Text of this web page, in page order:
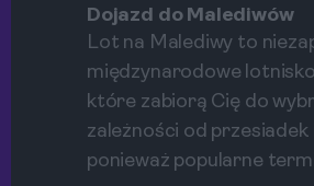
Dojazd do Malediwów
Lot na Malediwy to
międzynarodowe
które zabiorą Cię do
zależności od
ponieważ popularne